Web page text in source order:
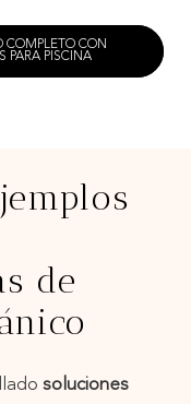
COMPLETO CON
PARA PISCINA
de
soluciones